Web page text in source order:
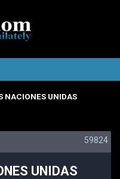
NACIONES UNIDAS
59824
UNIDAS